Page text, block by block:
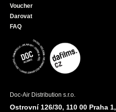
Voucher
Darovat
FAQ
Doc-Air Distribution s.r.o.
Ostrovní 126/30, 110 00 Praha 1,